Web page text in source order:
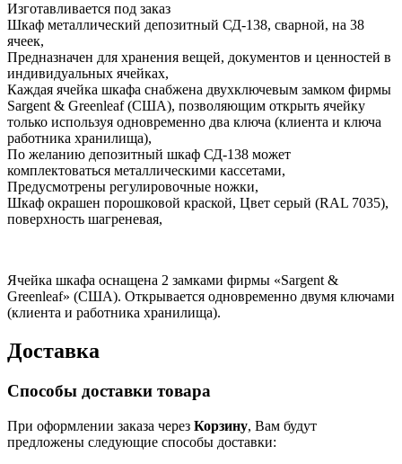
Изготавливается под заказ
Шкаф металлический депозитный СД-138, сварной, на 38
ячеек,
Предназначен для хранения вещей, документов и ценностей в
индивидуальных ячейках,
Каждая ячейка шкафа снабжена двухключевым замком фирмы
Sargent & Greenleaf (США), позволяющим открыть ячейку
только используя одновременно два ключа (клиента и ключа
работника хранилища),
По желанию депозитный шкаф СД-138 может
комплектоваться металлическими кассетами,
Предусмотрены регулировочные ножки,
Шкаф окрашен порошковой краской, Цвет серый (RAL 7035),
поверхность шагреневая,
Ячейка шкафа оснащена 2 замками фирмы «Sargent &
Greenleaf» (США). Открывается одновременно двумя ключами
(клиента и работника хранилища).
Доставка
Способы доставки товара
При оформлении заказа через Корзину, Вам будут
предложены следующие способы доставки: